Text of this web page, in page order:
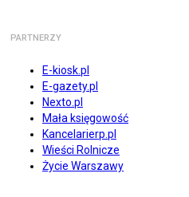
PARTNERZY
E-kiosk.pl
E-gazety.pl
Nexto.pl
Mała księgowość
Kancelarierp.pl
Wieści Rolnicze
Życie Warszawy